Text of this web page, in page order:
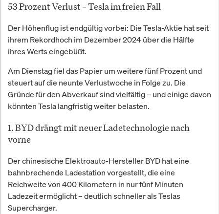
53 Prozent Verlust – Tesla im freien Fall
Der Höhenflug ist endgültig vorbei: Die Tesla-Aktie hat seit
ihrem Rekordhoch im Dezember 2024 über die Hälfte
ihres Werts eingebüßt.
Am Dienstag fiel das Papier um weitere fünf Prozent und
steuert auf die neunte Verlustwoche in Folge zu. Die
Gründe für den Abverkauf sind vielfältig – und einige davon
könnten Tesla langfristig weiter belasten.
1. BYD drängt mit neuer Ladetechnologie nach
vorne
Der chinesische Elektroauto-Hersteller BYD hat eine
bahnbrechende Ladestation vorgestellt, die eine
Reichweite von 400 Kilometern in nur fünf Minuten
Ladezeit ermöglicht – deutlich schneller als Teslas
Supercharger.